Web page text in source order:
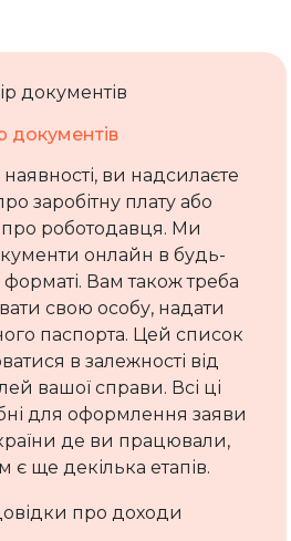
документів
наявності, ви надсилаєте
заробітну плату або
роботодавця. Ми
онлайн в будь-
Вам також треба
свою особу, надати
паспорта. Цей список
в залежності від
вашої справи. Всі ці
для оформлення заяви
де ви працювали,
є ще декілька етапів.